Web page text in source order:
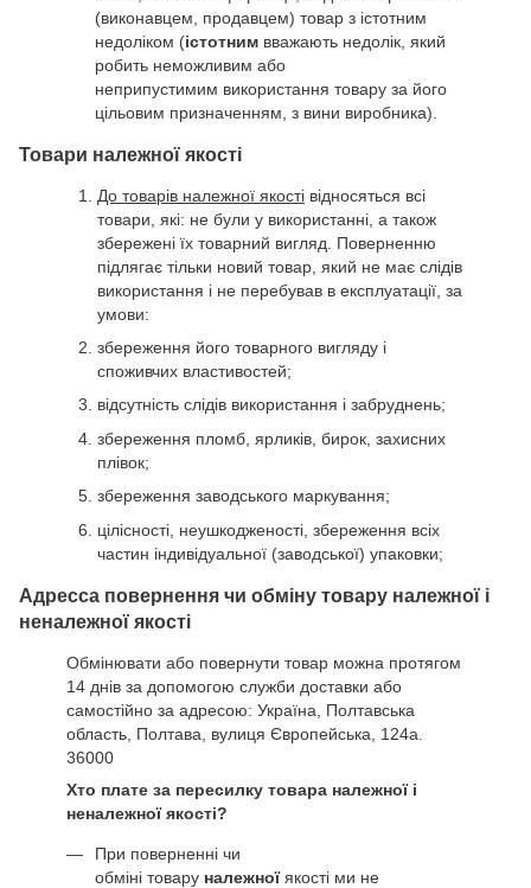
(виконавцем, продавцем) товар з істотним
недоліком (істотним вважають недолік, який
робить неможливим або
неприпустимим використання товару за його
цільовим призначенням, з вини виробника).
Товари належної якості
До товарів належної якості відносяться всі
товари, які: не були у використанні, а також
збережені їх товарний вигляд. Поверненню
підлягає тільки новий товар, який не має слідів
використання і не перебував в експлуатації, за
умови:
збереження його товарного вигляду і
споживчих властивостей;
відсутність слідів використання і забруднень;
збереження пломб, ярликів, бирок, захисних
плівок;
збереження заводського маркування;
цілісності, неушкодженості, збереження всіх
частин індивідуальної (заводської) упаковки;
Адресса повернення чи обміну товару належної і
неналежної якості
Обмінювати або повернути товар можна протягом
14 днів за допомогою служби доставки або
самостійно за адресою: Україна, Полтавська
область, Полтава, вулиця Європейська, 124а.
36000
Хто плате за пересилку товара належної і
неналежної якості?
При поверненні чи
обміні товару належноїякості ми не